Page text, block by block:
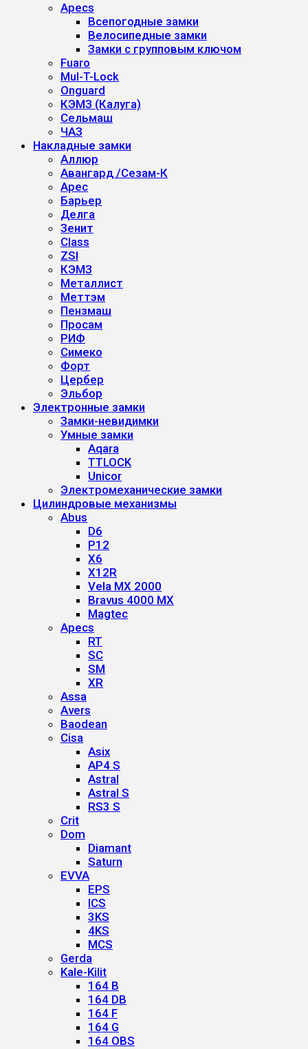
Apecs
Всепогодные замки
Велосипедные замки
Замки с групповым ключом
Fuaro
Mul-T-Lock
Onguard
КЭМЗ (Калуга)
Сельмаш
ЧАЗ
Накладные замки
Аллюр
Авангард /Сезам-К
Арес
Барьер
Делга
Зенит
Class
ZSI
КЭМЗ
Металлист
Меттэм
Пензмаш
Просам
РИФ
Симеко
Форт
Цербер
Эльбор
Электронные замки
Замки-невидимки
Умные замки
Aqara
TTLOCK
Unicor
Электромеханические замки
Цилиндровые механизмы
Abus
D6
P12
X6
X12R
Vela MX 2000
Bravus 4000 MX
Magtec
Apecs
RT
SC
SM
XR
Assa
Avers
Baodean
Cisa
Asix
AP4 S
Astral
Astral S
RS3 S
Crit
Dom
Diamant
Saturn
EVVA
EPS
ICS
3KS
4KS
MCS
Gerda
Kale-Kilit
164 B
164 DB
164 F
164 G
164 OBS